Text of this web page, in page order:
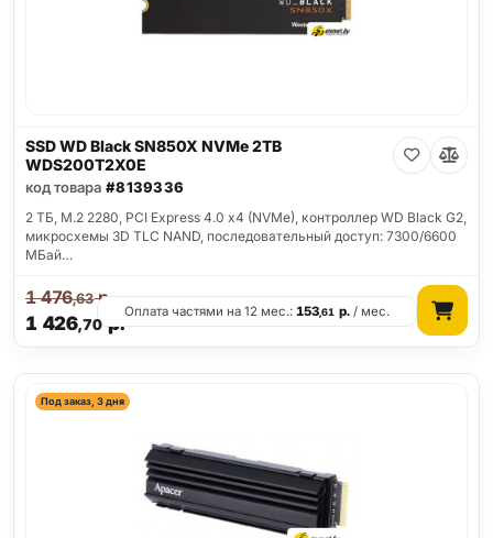
SSD WD Black SN850X NVMe 2TB
WDS200T2X0E
код товара #8139336
2 ТБ, M.2 2280, PCI Express 4.0 x4 (NVMe), контроллер WD Black G2,
микросхемы 3D TLC NAND, последовательный доступ: 7300/6600
МБай…
1 426,70 р.
1 476,63р.
Оплата частями на 12 мес.:153,61 р./ мес.
Под заказ, 3 дня